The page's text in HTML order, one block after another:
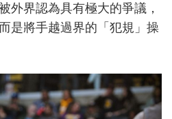
外界認為具有極大的爭議，
是將手越過界的「犯規」操